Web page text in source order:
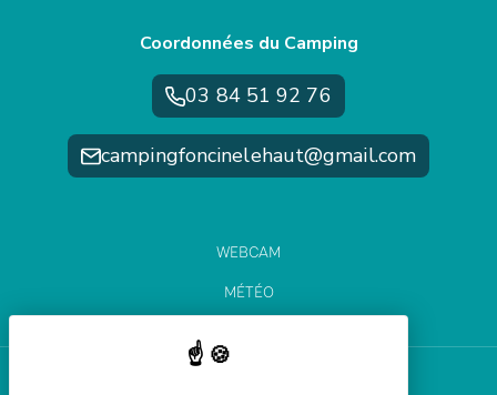
Coordonnées du Camping
03 84 51 92 76
campingfoncinelehaut@gmail.com
WEBCAM
MÉTÉO